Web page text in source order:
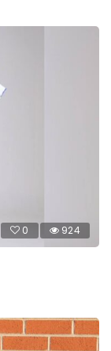
0 924